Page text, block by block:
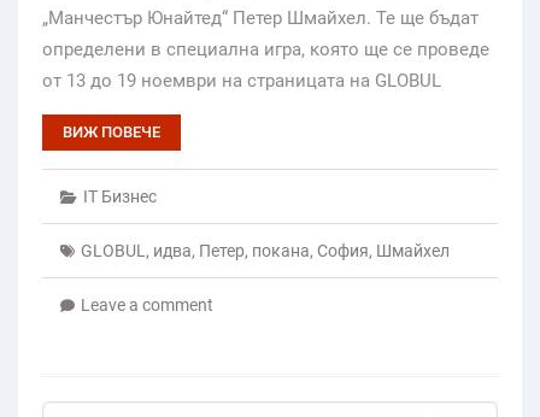
„Манчестър Юнайтед“ Петер Шмайхел. Те ще бъдат
определени в специална игра, която ще се проведе
от 13 до 19 ноември на страницата на GLOBUL
ВИЖ ПОВЕЧЕ
IT Бизнес
GLOBUL, идва, Петер, покана, София, Шмайхел
Leave a comment